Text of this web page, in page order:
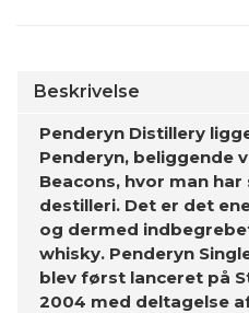
Beskrivelse
Penderyn Distillery
Penderyn, beliggende
Beacons, hvor man
destilleri. Det er det
og dermed
whisky. Penderyn
blev først lanceret på
2004 med deltagelse